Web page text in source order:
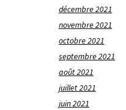
décembre 2021
novembre 2021
octobre 2021
septembre 2021
août 2021
juillet 2021
juin 2021